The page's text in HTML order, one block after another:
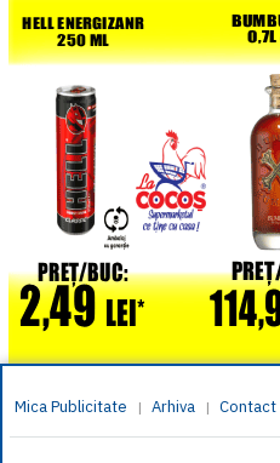
Mica Publicitate | Arhiva | Contact